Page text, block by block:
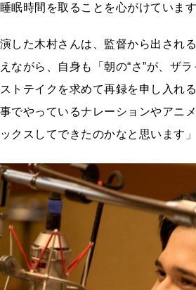
眠時間を取ることを心がけていま
演した木村さんは、監督から出さ
ながら、自身も「朝の“さ”が、ザ
トテイクを求めて再録を申し入れ
でやっているナレーションやアニ
クスしてできたのかなと思います